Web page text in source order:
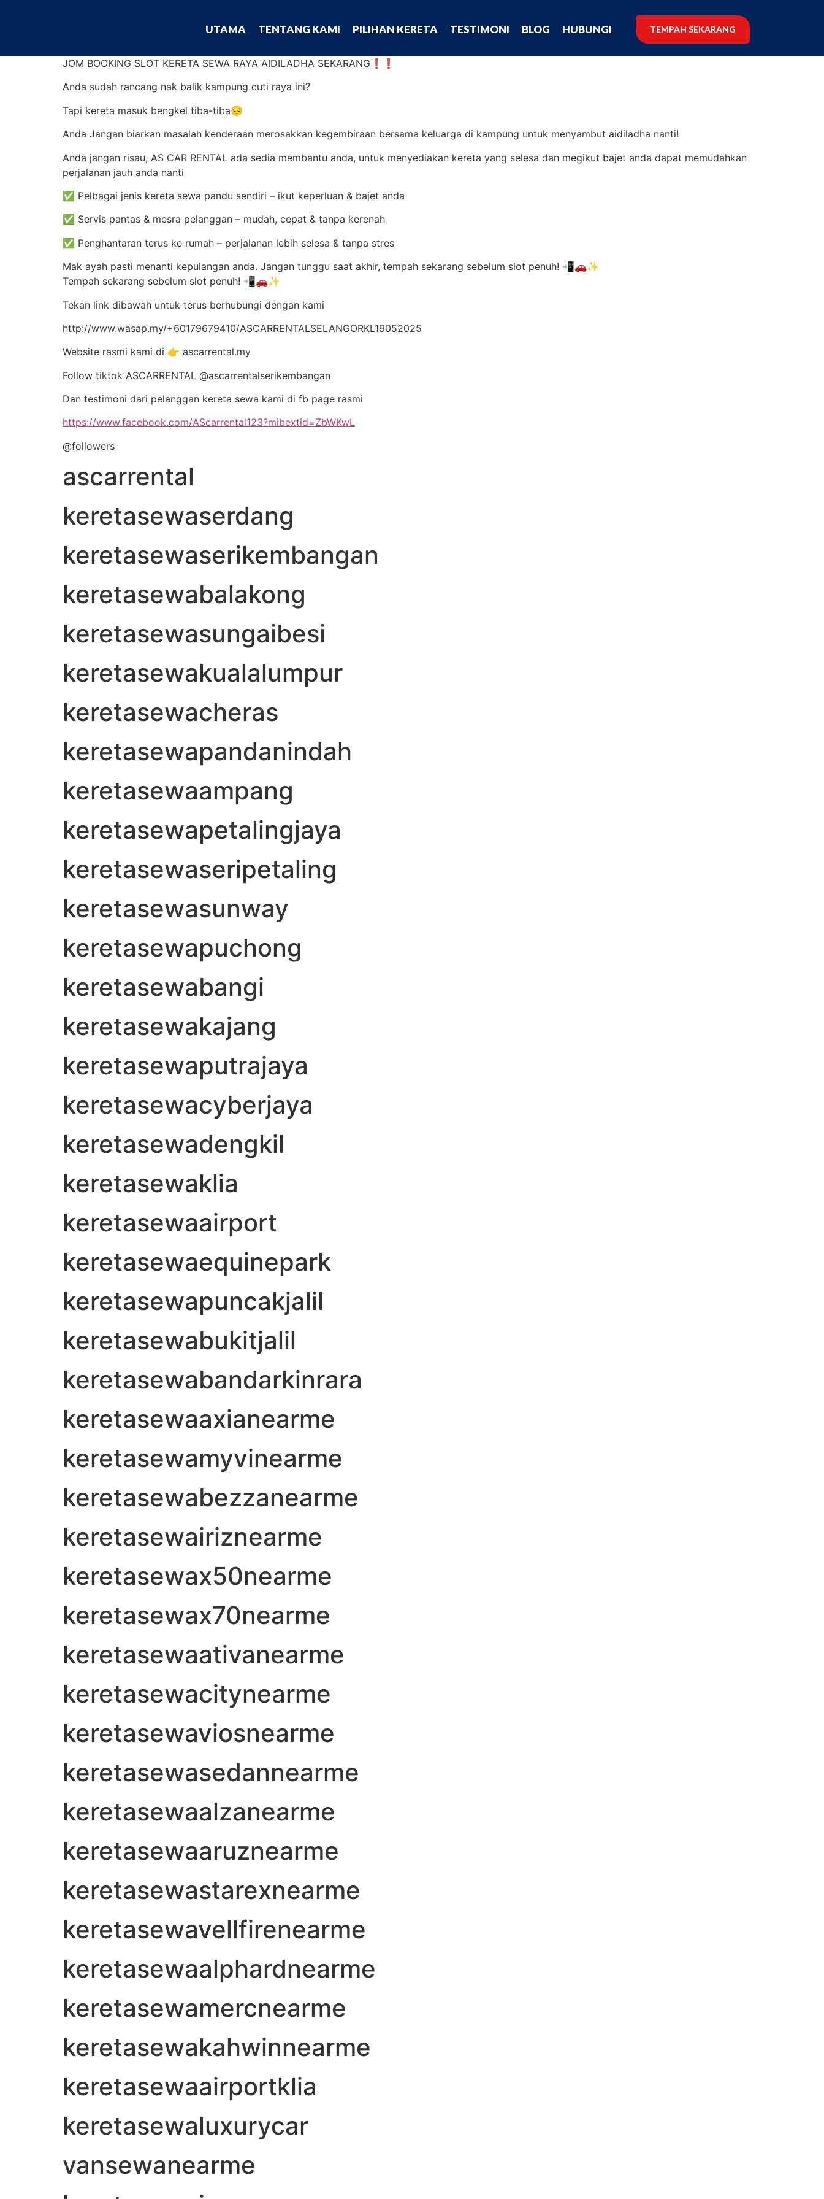
UTAMA TENTANG KAMI PILIHAN KERETA TESTIMONI BLOG HUBUNGI TEMPAH SEKARANG
JOM BOOKING SLOT KERETA SEWA RAYA AIDILADHA SEKARANG❗❗
Anda sudah rancang nak balik kampung cuti raya ini?
Tapi kereta masuk bengkel tiba-tiba😔
Anda Jangan biarkan masalah kenderaan merosakkan kegembiraan bersama keluarga di kampung untuk menyambut aidiladha nanti!
Anda jangan risau, AS CAR RENTAL ada sedia membantu anda, untuk menyediakan kereta yang selesa dan megikut bajet anda dapat memudahkan
perjalanan jauh anda nanti
✅ Pelbagai jenis kereta sewa pandu sendiri – ikut keperluan & bajet anda
✅ Servis pantas & mesra pelanggan – mudah, cepat & tanpa kerenah
✅ Penghantaran terus ke rumah – perjalanan lebih selesa & tanpa stres
Mak ayah pasti menanti kepulangan anda. Jangan tunggu saat akhir, tempah sekarang sebelum slot penuh! 📲🚗✨
Tempah sekarang sebelum slot penuh! 📲🚗✨
Tekan link dibawah untuk terus berhubungi dengan kami
http://www.wasap.my/+60179679410/ASCARRENTALSELANGORKL19052025
Website rasmi kami di 👉 ascarrental.my
Follow tiktok ASCARRENTAL @ascarrentalserikembangan
Dan testimoni dari pelanggan kereta sewa kami di fb page rasmi
https://www.facebook.com/AScarrental123?mibextid=ZbWKwL
@followers
ascarrental
keretasewaserdang
keretasewaserikembangan
keretasewabalakong
keretasewasungaibesi
keretasewakualalumpur
keretasewacheras
keretasewapandanindah
keretasewaampang
keretasewapetalingjaya
keretasewaseripetaling
keretasewasunway
keretasewapuchong
keretasewabangi
keretasewakajang
keretasewaputrajaya
keretasewacyberjaya
keretasewadengkil
keretasewaklia
keretasewaairport
keretasewaequinepark
keretasewapuncakjalil
keretasewabukitjalil
keretasewabandarkinrara
keretasewaaxianearme
keretasewamyvinearme
keretasewabezzanearme
keretasewairiznearme
keretasewax50nearme
keretasewax70nearme
keretasewaativanearme
keretasewacitynearme
keretasewaviosnearme
keretasewasedannearme
keretasewaalzanearme
keretasewaaruznearme
keretasewastarexnearme
keretasewavellfirenearme
keretasewaalphardnearme
keretasewamercnearme
keretasewakahwinnearme
keretasewaairportklia
keretasewaluxurycar
vansewanearme